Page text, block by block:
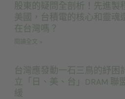
股東的疑問全剖析！先進製
美國，台積電的核心和靈魂
在台灣嗎？
閱讀全文 »
台灣應發動一石三鳥的紓困
立「日、美、台」DRAM 聯
緩